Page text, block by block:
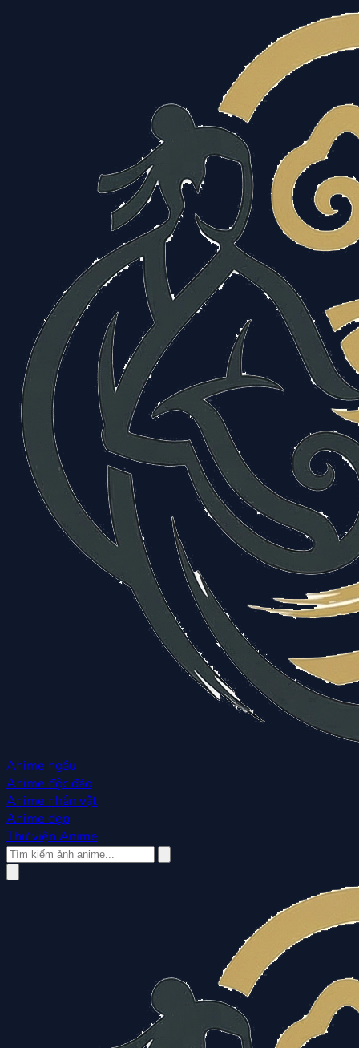
Anime ngầu
Anime độc đáo
Anime nhân vật
Anime đẹp
Thư viện Anime